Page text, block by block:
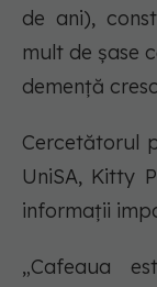
de ani),
mult de șase
demență
Cercetătorul
UniSA, Kitty
informații
„Cafeaua